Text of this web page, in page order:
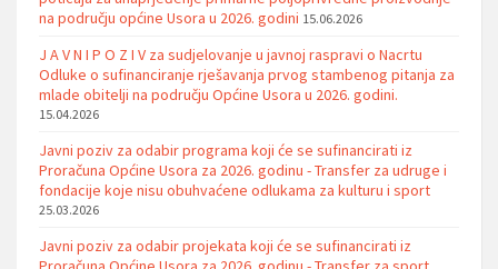
na području općine Usora u 2026. godini 15.06.2026
J A V N I P O Z I V za sudjelovanje u javnoj raspravi o Nacrtu
Odluke o sufinanciranje rješavanja prvog stambenog pitanja za
mlade obitelji na području Općine Usora u 2026. godini.
15.04.2026
Javni poziv za odabir programa koji će se sufinancirati iz
Proračuna Općine Usora za 2026. godinu - Transfer za udruge i
fondacije koje nisu obuhvaćene odlukama za kulturu i sport
25.03.2026
Javni poziv za odabir projekata koji će se sufinancirati iz